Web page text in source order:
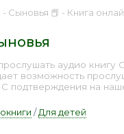
Сыновья 📕 - Книга
аудио книгу
возможность
на
/Для детей